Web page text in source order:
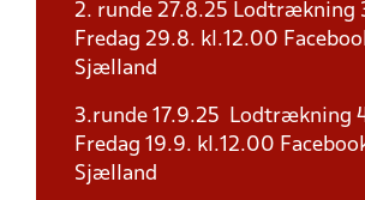
2. runde 27.8.25 Lodtrækning
Fredag 29.8. kl.12.00
Sjælland
3.runde 17.9.25 Lodtrækning
Fredag 19.9. kl.12.00
Sjælland